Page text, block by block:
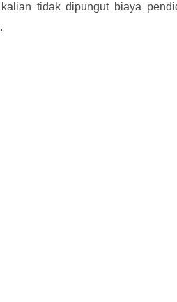
tidak dipungut biaya